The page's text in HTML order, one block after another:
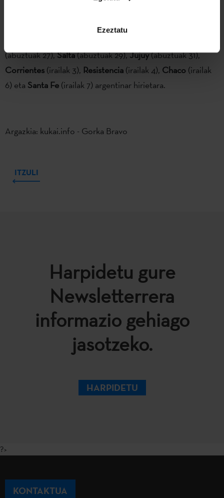
Ezeztatu
koreografo handiarekin batera
(abuztuak 27),Salta(abuztuak 29),Jujuy(abuztuak 31),
Corrientes (irailak 3), Resistencia (irailak 4), Chaco (irailak
6) eta Santa Fe (irailak 7) argentinar hirietara.
Argazkia: kukai.info - Gorka Bravo
ITZULI
Harpidetu gure
Newsletterrera
informazio gehiago
jasotzeko.
HARPIDETU
?>
KONTAKTUA